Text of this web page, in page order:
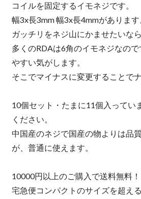
コイルを固定するイモネジです。
幅3x長3mm 幅3x長4mmがあります
ガッチリをネジ山にかませたいな
多くのRDAは6角のイモネジなの
やすい気がします。
そこでマイナスに変更することで
10個セット・たまに11個入ってい
ください。
中国産のネジで国産の物よりは品
が、普通に使えます。
10000円以上のご購入で送料無料！
宅急便コンパクトのサイズを超え